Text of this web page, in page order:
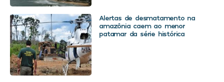
Alertas de desmatamento na
amazônia caem ao menor
patamar da série histórica